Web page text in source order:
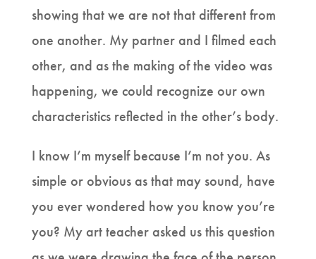
showing that we are not that different from
one another. My partner and I filmed each
other, and as the making of the video was
happening, we could recognize our own
characteristics reflected in the other’s body.
I know I’m myself because I’m not you. As
simple or obvious as that may sound, have
you ever wondered how you know you’re
you? My art teacher asked us this question